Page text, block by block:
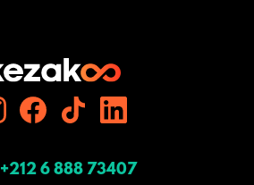
+212 6 888 73407